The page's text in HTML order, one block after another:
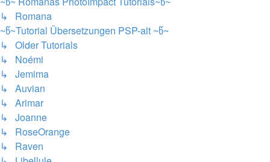
↳ Romana
~წ~Tutorial Übersetzungen PSP-alt ~წ~
↳ Older Tutorials
↳ Noémi
↳ Jemima
↳ Auvian
↳ Arimar
↳ Joanne
↳ RoseOrange
↳ Raven